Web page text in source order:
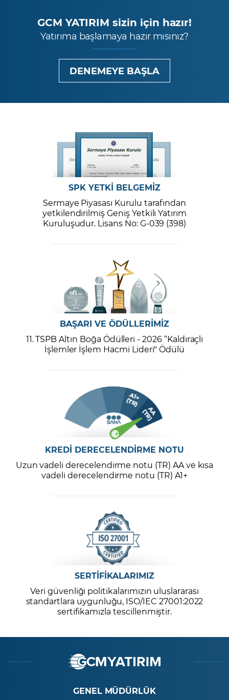
GCM YATIRIM sizin için hazır!
Yatırıma başlamaya hazır mısınız?
DENEMEYE BAŞLA
SPK YETKİ BELGEMİZ
Sermaye Piyasası Kurulu tarafından
yetkilendirilmiş Geniş Yetkili Yatırım
Kuruluşudur. Lisans No: G-039 (398)
BAŞARI VE ÖDÜLLERİMİZ
11. TSPB Altın Boğa Ödülleri - 2026 “Kaldıraçlı
İşlemler İşlem Hacmi Lideri" Ödülü
KREDİ DERECELENDİRME NOTU
Uzun vadeli derecelendirme notu (TR) AA ve kısa
vadeli derecelendirme notu (TR) A1+
SERTİFİKALARIMIZ
Veri güvenliği politikalarımızın uluslararası
standartlara uygunluğu, ISO/IEC 27001:2022
sertifikamızla tescillenmiştir.
GENEL MÜDÜRLÜK